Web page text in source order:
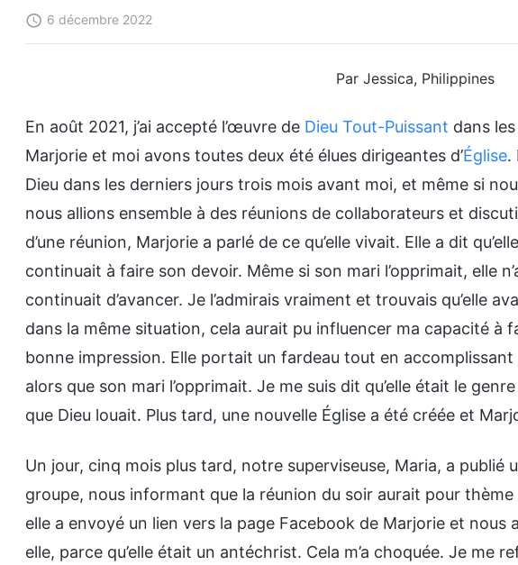
6 décembre 2022
Par Jessica, Philippines
En août 2021, j’ai accepté l’œuvre de Dieu Tout-Puissant dans
Marjorie et moi avons toutes deux été élues dirigeantes d’Église.
Dieu dans les derniers jours trois mois avant moi, et même si
nous allions ensemble à des réunions de collaborateurs et
d’une réunion, Marjorie a parlé de ce qu’elle vivait. Elle a dit
continuait à faire son devoir. Même si son mari l’opprimait, elle
continuait d’avancer. Je l’admirais vraiment et trouvais qu’elle
dans la même situation, cela aurait pu influencer ma capacité à
bonne impression. Elle portait un fardeau tout en accomplissant
alors que son mari l’opprimait. Je me suis dit qu’elle était le
que Dieu louait. Plus tard, une nouvelle Église a été créée et
Un jour, cinq mois plus tard, notre superviseuse, Maria, a publié
groupe, nous informant que la réunion du soir aurait pour
elle a envoyé un lien vers la page Facebook de Marjorie et nous
elle, parce qu’elle était un antéchrist. Cela m’a choquée. Je me